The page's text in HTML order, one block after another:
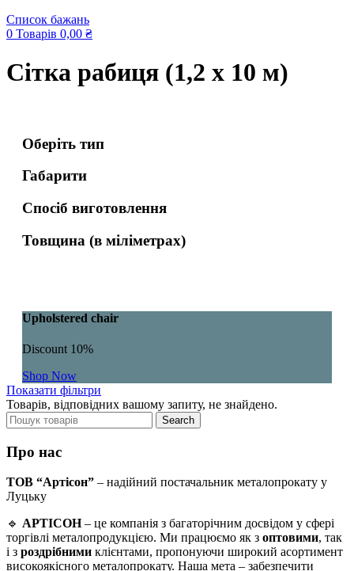
Список бажань
0 Товарів 0,00 ₴
Сітка рабиця (1,2 x 10 м)
Оберіть тип
Габарити
Спосіб виготовлення
Товщина (в міліметрах)
Upholstered chair
Discount 10%
Shop Now
Показати фільтри
Товарів, відповідних вашому запиту, не знайдено.
Search
Про нас
ТОВ “Артісон” – надійний постачальник металопрокату у
Луцьку
🔹 АРТІСОН– це компанія з багаторічним досвідом у сфері
торгівлі металопродукцією. Ми працюємо як з оптовими, так
і з роздрібними клієнтами, пропонуючи широкий асортимент
високоякісного металопрокату. Наша мета – забезпечити